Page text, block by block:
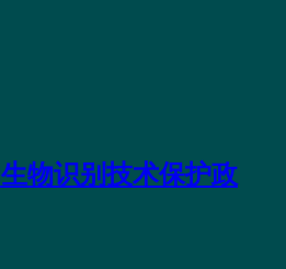
物识别技术保护政